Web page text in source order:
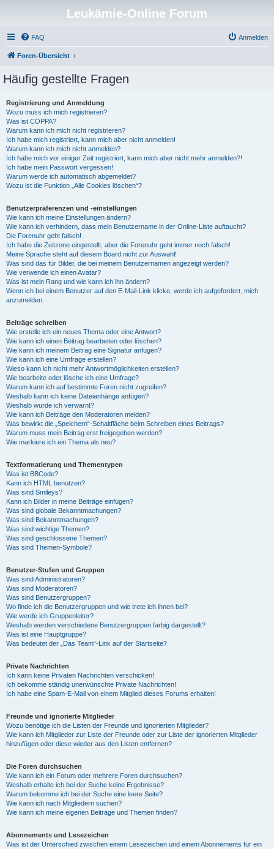
Leukämie-Online Forum
FAQ Anmelden
Foren-Übersicht
Häufig gestellte Fragen
Registrierung und Anmeldung
Wozu muss ich mich registrieren?
Was ist COPPA?
Warum kann ich mich nicht registrieren?
Ich habe mich registriert, kann mich aber nicht anmelden!
Warum kann ich mich nicht anmelden?
Ich habe mich vor einiger Zeit registriert, kann mich aber nicht mehr anmelden?!
Ich habe mein Passwort vergessen!
Warum werde ich automatisch abgemeldet?
Wozu ist die Funktion „Alle Cookies löschen“?
Benutzerpräferenzen und -einstellungen
Wie kann ich meine Einstellungen ändern?
Wie kann ich verhindern, dass mein Benutzername in der Online-Liste auftaucht?
Die Forenuhr geht falsch!
Ich habe die Zeitzone eingestellt, aber die Forenuhr geht immer noch falsch!
Meine Sprache steht auf diesem Board nicht zur Auswahl!
Was sind das für Bilder, die bei meinem Benutzernamen angezeigt werden?
Wie verwende ich einen Avatar?
Was ist mein Rang und wie kann ich ihn ändern?
Wenn ich bei einem Benutzer auf den E-Mail-Link klicke, werde ich aufgefordert, mich
anzumelden.
Beiträge schreiben
Wie erstelle ich ein neues Thema oder eine Antwort?
Wie kann ich einen Beitrag bearbeiten oder löschen?
Wie kann ich meinem Beitrag eine Signatur anfügen?
Wie kann ich eine Umfrage erstellen?
Wieso kann ich nicht mehr Antwortmöglichkeiten erstellen?
Wie bearbeite oder lösche ich eine Umfrage?
Warum kann ich auf bestimmte Foren nicht zugreifen?
Weshalb kann ich keine Dateianhänge anfügen?
Weshalb wurde ich verwarnt?
Wie kann ich Beiträge den Moderatoren melden?
Was bewirkt die „Speichern“-Schaltfläche beim Schreiben eines Beitrags?
Warum muss mein Beitrag erst freigegeben werden?
Wie markiere ich ein Thema als neu?
Textformatierung und Thementypen
Was ist BBCode?
Kann ich HTML benutzen?
Was sind Smileys?
Kann ich Bilder in meine Beiträge einfügen?
Was sind globale Bekanntmachungen?
Was sind Bekanntmachungen?
Was sind wichtige Themen?
Was sind geschlossene Themen?
Was sind Themen-Symbole?
Benutzer-Stufen und Gruppen
Was sind Administratoren?
Was sind Moderatoren?
Was sind Benutzergruppen?
Wo finde ich die Benutzergruppen und wie trete ich ihnen bei?
Wie werde ich Gruppenleiter?
Weshalb werden verschiedene Benutzergruppen farbig dargestellt?
Was ist eine Hauptgruppe?
Was bedeutet der „Das Team“-Link auf der Startseite?
Private Nachrichten
Ich kann keine Privaten Nachrichten verschicken!
Ich bekomme ständig unerwünschte Private Nachrichten!
Ich habe eine Spam-E-Mail von einem Mitglied dieses Forums erhalten!
Freunde und ignorierte Mitglieder
Wozu benötige ich die Listen der Freunde und ignorierten Mitglieder?
Wie kann ich Mitglieder zur Liste der Freunde oder zur Liste der ignorierten Mitglieder
hinzufügen oder diese wieder aus den Listen entfernen?
Die Foren durchsuchen
Wie kann ich ein Forum oder mehrere Foren durchsuchen?
Weshalb erhalte ich bei der Suche keine Ergebnisse?
Warum bekomme ich bei der Suche eine leere Seite?
Wie kann ich nach Mitgliedern suchen?
Wie kann ich meine eigenen Beiträge und Themen finden?
Abonnements und Lesezeichen
Was ist der Unterschied zwischen einem Lesezeichen und einem Abonnements für ein